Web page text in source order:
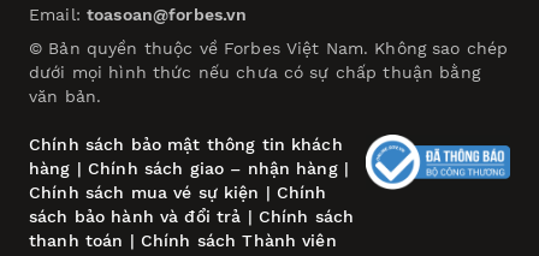
Email: toasoan@forbes.vn
© Bản quyền thuộc về Forbes Việt Nam. Không sao chép
dưới mọi hình thức nếu chưa có sự chấp thuận bằng
văn bản.
Chính sách bảo mật thông tin khách
hàng | Chính sách giao – nhận hàng|
Chính sách mua vé sự kiện | Chính
sách bảo hành và đổi trả | Chính sách
thanh toán | Chính sách Thành viên